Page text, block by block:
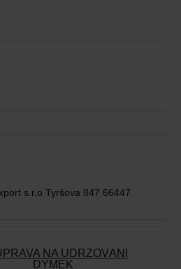
s.r.o Tyršova 847 66447
NA UDRŽOVÁNÍ
DÝMEK